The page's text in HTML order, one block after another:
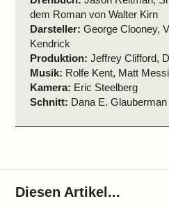
dem Roman von Walter Kirn
Darsteller: George Clooney,
Kendrick
Produktion: Jeffrey Clifford,
Musik: Rolfe Kent, Matt
Kamera: Eric Steelberg
Schnitt: Dana E. Glauberman
Diesen Artikel...